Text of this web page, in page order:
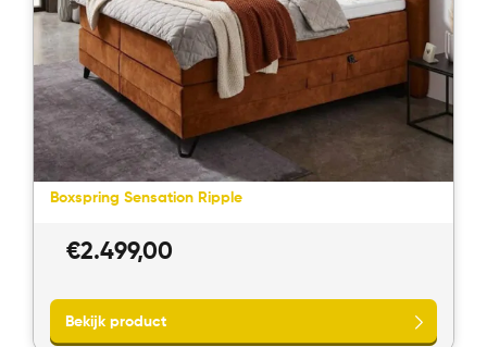
Bekijk product
Boxspring Sensation Ripple
€2.499,00